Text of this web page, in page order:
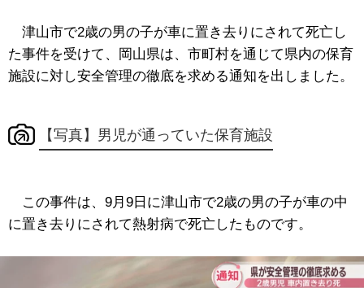
津山市で2歳の男の子が車に置き去りにされて死亡し
た事件を受けて、岡山県は、市町村を通じて県内の保育
施設に対し安全管理の徹底を求める通知を出しました。
【写真】男児が通っていた保育施設
この事件は、9月9日に津山市で2歳の男の子が車の中
に置き去りにされて熱射病で死亡したものです。